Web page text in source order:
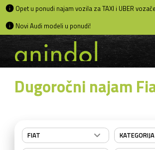
Opet u ponudi najam vozila za TAXI i UBER
Novi Audi modeli u ponudi!
Dugoročni najam
FIAT KATEGORIJA